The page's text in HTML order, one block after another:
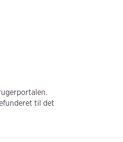
til det